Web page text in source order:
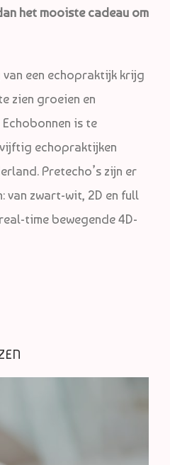
het mooiste cadeau om
een echopraktijk krijg
zien groeien en
is te
echopraktijken
Pretecho’s zijn er
van zwart-wit, 2D en full
time bewegende 4D-